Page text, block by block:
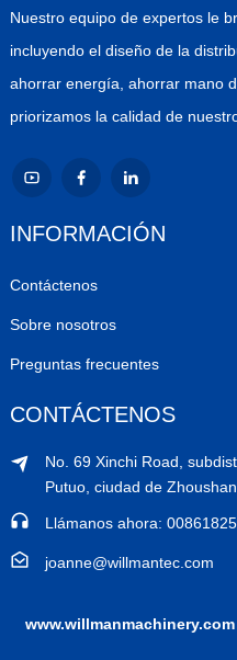
Nuestro equipo de expertos le
incluyendo el diseño de la
ahorrar energía, ahorrar mano
priorizamos la calidad de
INFORMACIÓN
Contáctenos
Sobre nosotros
Preguntas frecuentes
CONTÁCTENOS
No. 69 Xinchi Road,
Putuo, ciudad de
Llámanos ahora:
joanne@willmantec.com
www.willmanmachinery.com